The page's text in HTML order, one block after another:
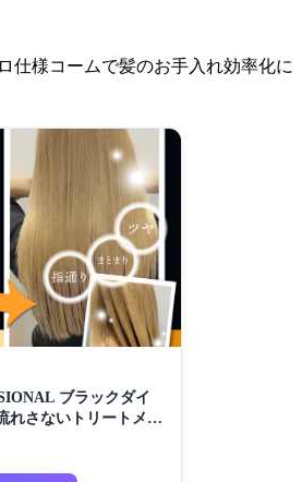
仕様コームで髪のお手入れ効率化に
ックダイ
さないトリートメン
ンオイル協力する (髪